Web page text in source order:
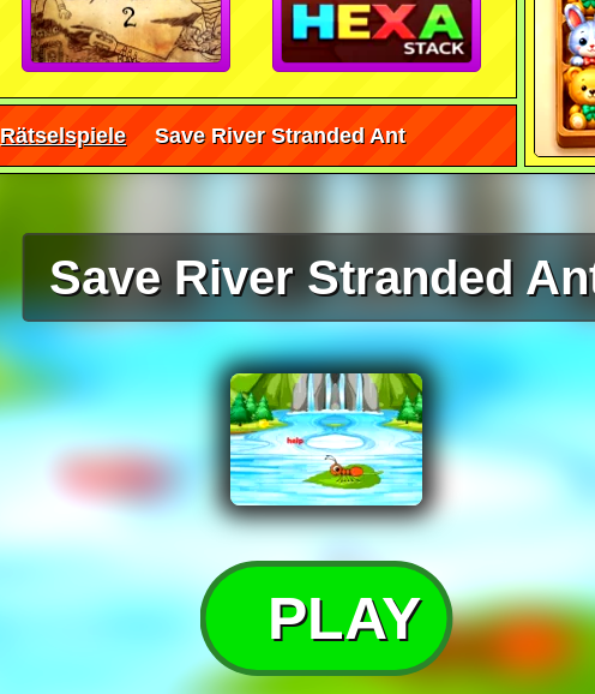
Rätselspiele Save River Stranded Ant
Save River Stranded
PLAY